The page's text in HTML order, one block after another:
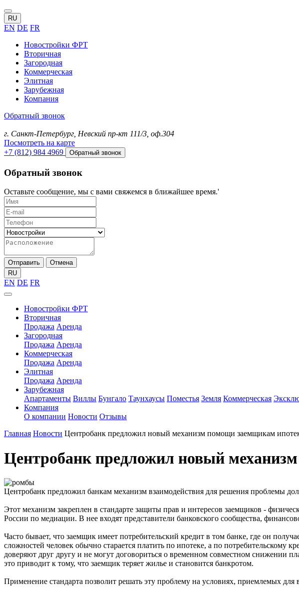
RU
EN DE FR
Новостройки ФРТ
Вторичная
Загородная
Коммерческая
Элитная
Зарубежная
Компания
Обратный звонок
г. Санкт-Петербург, Невский пр-кт 111/3, оф.304
Посмотреть на карте
+7 (812) 984 4969
Обратный звонок
Обратный звонок
Оставьте сообщение, мы с вами свяжемся в ближайшее время.'
Отправить
Отмена
RU
EN DE FR
Новостройки ФРТ
Вторичная
Продажа Аренда
Загородная
Продажа Аренда
Коммерческая
Продажа Аренда
Элитная
Продажа Аренда
Зарубежная
Апартаменты Виллы Бунгало Таунхаусы Поместья Земля Коммерческая
Компания
О компании Новости Отзывы
Главная Новости Центробанк предложил новый механизм помощи заемщикам
Центробанк предложил новый
Центробанк предложил банкам механизм взаимодействия для решения проблемы
Этот механизм закреплен в стандарте защиты прав и интересов заемщиков -
России по медиации. В нее входят представители банковского сообщества,
Часто бывает, что заемщик имеет потребительский кредит в том банке, где он
сложностей человек обычно старается платить по ипотеке, а по
доверяют друг другу и не могут договориться о временном совместном снижении
это приводит к тому, что заемщик теряет жилье и становится банкротом.
Применение стандарта позволит решать эту проблему на условиях, приемлемых для